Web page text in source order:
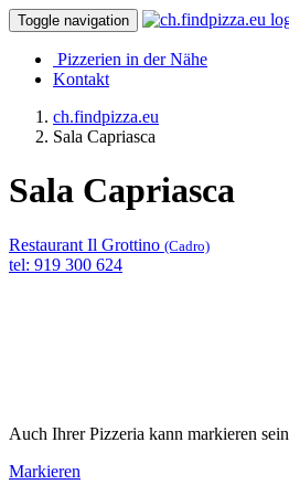
Toggle navigation
Pizzerien in der Nähe
Kontakt
ch.findpizza.eu
Sala Capriasca
Sala Capriasca
Restaurant Il Grottino (Cadro)
tel: 919 300 624
Auch Ihrer Pizzeria kann markieren sein
Markieren